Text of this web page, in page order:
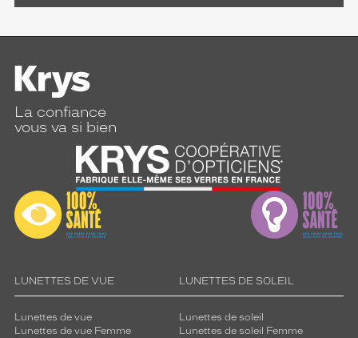
La confiance
vous va si bien
LUNETTES DE VUE
Lunettes de vue
Lunettes de vue Femme
LUNETTES DE SOLEIL
Lunettes de soleil
Lunettes de soleil Femme